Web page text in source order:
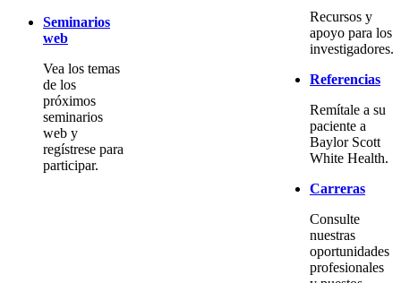
Seminarios
web
Vea los temas
de los
próximos
seminarios
web y
regístrese para
participar.
Recursos y
apoyo para los
investigadores.
Referencias
Remítale a su
paciente a
Baylor Scott
White Health.
Carreras
Consulte
nuestras
oportunidades
profesionales